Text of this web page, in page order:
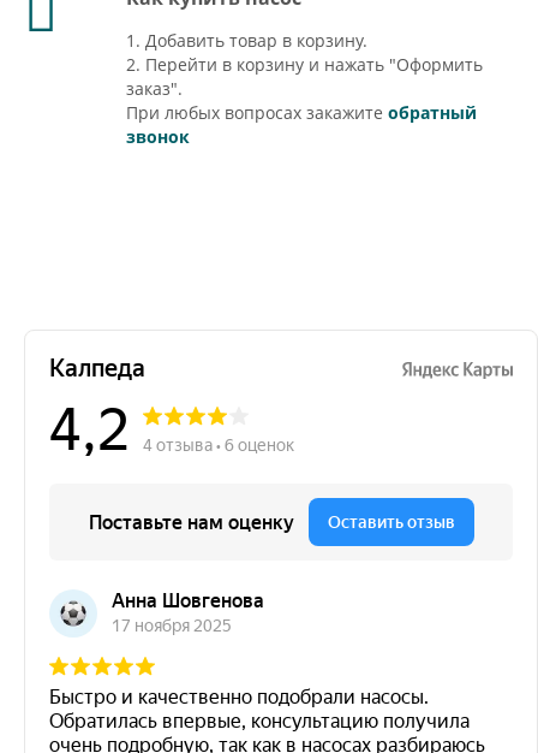
1. Добавить товар в корзину.
2. Перейти в корзину и нажать "Оформить
заказ".
При любых вопросах закажите обратный
звонок